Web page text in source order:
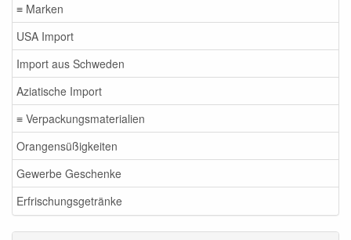
≡ Marken
USA Import
Import aus Schweden
Aziatische Import
≡ Verpackungsmaterialien
Orangensüßigkeiten
Gewerbe Geschenke
Erfrischungsgetränke